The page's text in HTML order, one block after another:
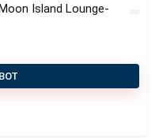
Island Lounge-